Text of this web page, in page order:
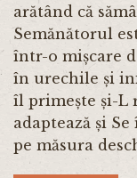
arătând că
Semănătorul
într-o mișcare
în urechile și
îl primește și-L
adaptează și
pe măsura